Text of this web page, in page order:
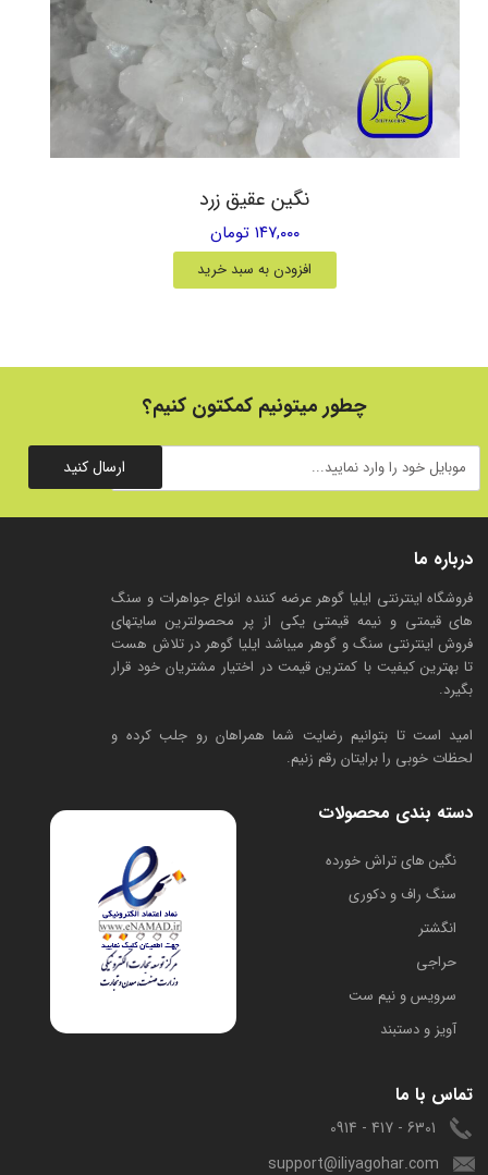
نگین عقیق زرد
۱۴۷,۰۰۰ تومان
افزودن به سبد خرید
درباره ما
فروشگاه اینترنتی ایلیا گوهر عرضه کننده انواع جواهرات و سنگ
های قیمتی و نیمه قیمتی یکی از پر محصولترین سایتهای
فروش اینترنتی سنگ و گوهر میباشد ایلیا گوهر در تلاش هست
تا بهترین کیفیت با کمترین قیمت در اختیار مشتریان خود قرار
بگیرد.
امید است تا بتوانیم رضایت شما همراهان رو جلب کرده و
لحظات خوبی را برایتان رقم زنیم.
دسته بندی محصولات
​نگین های تراش خورده
سنگ راف و دکوری
انگشتر
حراجی
سرویس و نیم ست
آویز و دستبند
تماس با ما
6301 - 417 - 0914
support@iliyagohar.com
چطور میتونیم کمکتون کنیم؟
ارسال کنید